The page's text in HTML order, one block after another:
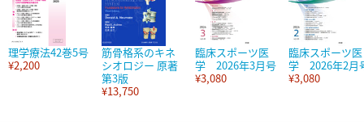
理学療法42巻5号
¥2,200
筋骨格系のキネ
シオロジー 原著
第3版
¥13,750
臨床スポーツ医
学 2026年3月号
¥3,080
臨床スポーツ医
学 2026年2月
¥3,080